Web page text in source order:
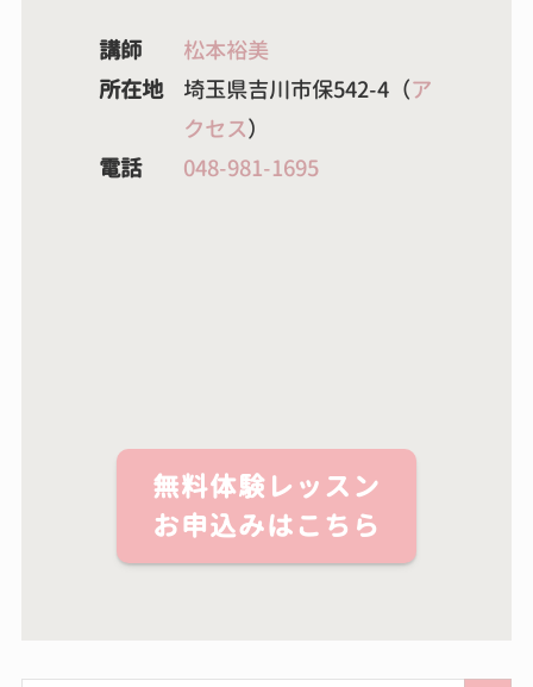
講師
松本裕美
所在地
埼玉県吉川市保542-4（ア
クセス）
電話
048-981-1695
無料体験レッスン
お申込みはこちら